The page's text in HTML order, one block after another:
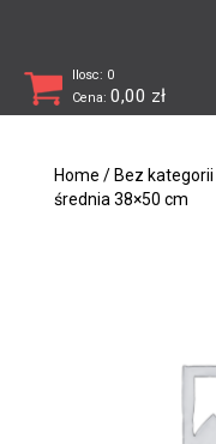
Ilosc: 0
Cena: 0,00 zł
Home / Bez kategorii
średnia 38×50 cm